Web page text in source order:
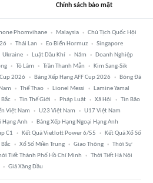
Chính sách bảo mật
Phomvihane Malaysia
Chủ Tịch Quốc Hội
Thái Lan Eo Biển Hormuz
Singapore
Ukraine Luật Dầu Khí Năm
Doanh Nghiệp
Tô Lâm Trần Thanh Mẫn
Kim Sang-Sik
2026 Bảng Xếp Hạng AFF Cup 2026
Bóng Đá
Thể Thao Lionel Messi
Lamine Yamal
Tin Thế Giới Pháp Luật Xã Hội
Tin Bão
Việt Nam U23 Việt Nam
U17 Việt Nam
Hạng Anh
Bảng Xếp Hạng Ngoại Hạng Anh
C1 Kết Quả Vietlott Power 6/55
Kết Quả Xổ Số
Xổ Số Miền Trung Giao Thông
Thời Sự
Tiết Thành Phố Hồ Chí Minh
Thời Tiết Hà Nội
Giá Xăng Dầu